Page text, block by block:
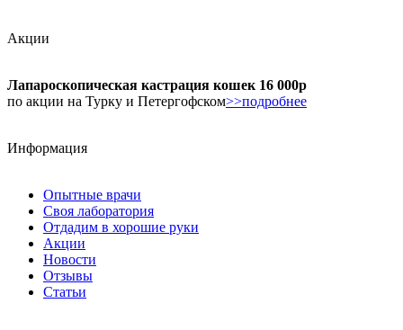
Акции
Лапароскопическая кастрация кошек 16 000р
по акции на Турку и Петергофском>>подробнее
Информация
Опытные врачи
Своя лаборатория
Отдадим в хорошие руки
Акции
Новости
Отзывы
Статьи